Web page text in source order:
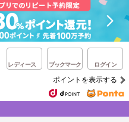
レディース ブックマーク ログイン
ポイントを表示する